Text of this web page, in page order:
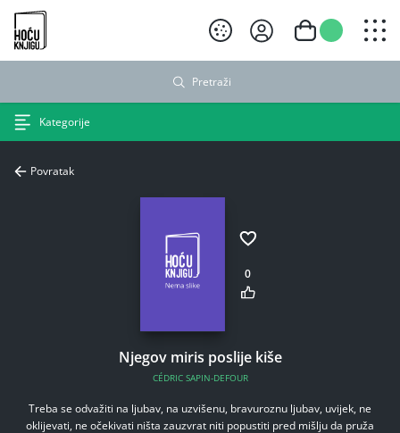
Hoću knjigu crni logo
Pretraži
Kategorije
Povratak
0
Njegov miris poslije kiše
CÉDRIC SAPIN-DEFOUR
Treba se odvažiti na ljubav, na uzvišenu, bravuroznu ljubav, uvijek, ne
oklijevati, ne očekivati ništa zauzvrat niti popustiti pred mišlju da pruža